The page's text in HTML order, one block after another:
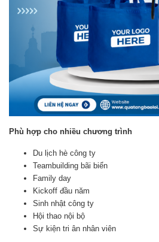
Phù hợp cho nhiều chương trình
Du lịch hè công ty
Teambuilding bãi biển
Family day
Kickoff đầu năm
Sinh nhật công ty
Hội thao nội bộ
Sự kiện tri ân nhân viên